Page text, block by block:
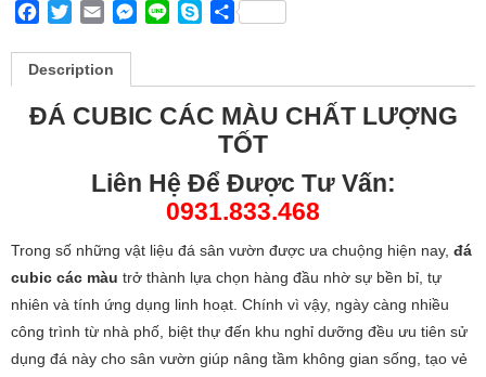
Facebook
TwitterEmailMessenger
Line SkypeShare
Description
ĐÁ CUBIC CÁC MÀU CHẤT LƯỢNG
TỐT
Liên Hệ Để Được Tư Vấn:
0931.833.468
Trong số những vật liệu đá sân vườn được ưa chuộng hiện nay, đá
cubic các màu trở thành lựa chọn hàng đầu nhờ sự bền bỉ, tự
nhiên và tính ứng dụng linh hoạt. Chính vì vậy, ngày càng nhiều
công trình từ nhà phố, biệt thự đến khu nghỉ dưỡng đều ưu tiên sử
dụng đá này cho sân vườn giúp nâng tầm không gian sống, tạo vẻ